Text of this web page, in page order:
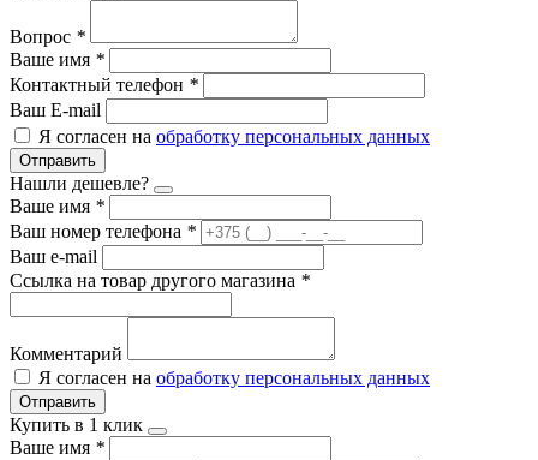
Вопрос *
Ваше имя *
Контактный телефон *
Ваш E-mail
Я согласен на обработку персональных данных
Отправить
Нашли дешевле?
Ваше имя *
Ваш номер телефона *
Ваш e-mail
Ссылка на товар другого магазина *
Комментарий
Я согласен на обработку персональных данных
Отправить
Купить в 1 клик
Ваше имя *